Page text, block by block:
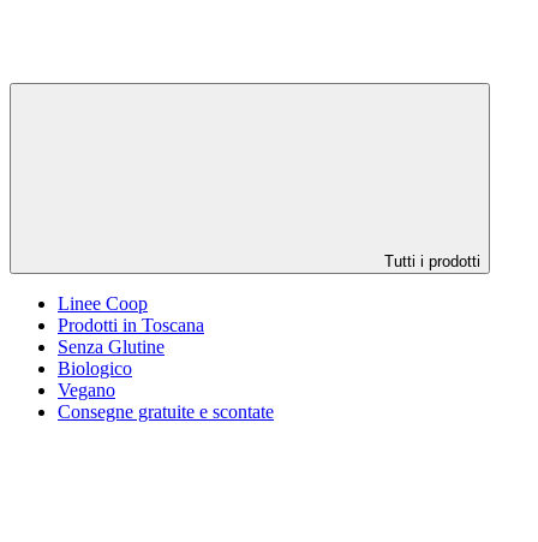
Tutti i prodotti
Linee Coop
Prodotti in Toscana
Senza Glutine
Biologico
Vegano
Consegne gratuite e scontate